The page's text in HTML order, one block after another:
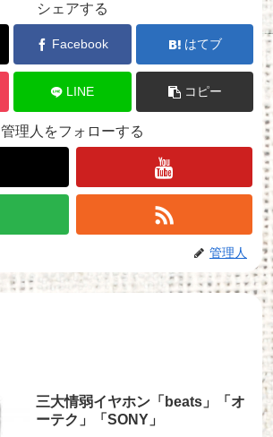
シェアする
Facebook はてブ
LINE コピー
管理人をフォローする
管理人
三大情弱イヤホン「beats」「オ
ーテク」「SONY」